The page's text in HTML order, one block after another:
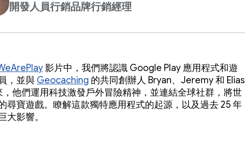
開發人員行銷品牌行銷經理
影片中，我們將認識 Google Play 應用程式和遊
，並與 Geocaching 的共同創辦人 Bryan、Jeremy 和 Elias
，他們運用科技激發戶外冒險精神，並連結全球社群，將世
尋寶遊戲。瞭解這款獨特應用程式的起源，以及過去 25 年
大影響。